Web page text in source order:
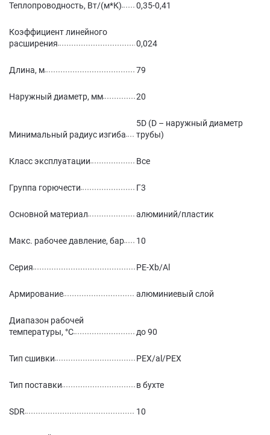
Теплопроводность, Вт/(м*К) 0,35-0,41
Коэффициент линейного
расширения
0,024
Длина, м 79
Наружный диаметр, мм 20
Минимальный радиус изгиба
5D (D – наружный диаметр
трубы)
Класс эксплуатации Все
Группа горючести Г3
Основной материал алюминий/пластик
Макс. рабочее давление, бар 10
Серия PE-Xb/Al
Армирование алюминиевый слой
Диапазон рабочей
температуры, °С
до 90
Тип сшивки PEX/al/PEX
Тип поставки в бухте
SDR 10